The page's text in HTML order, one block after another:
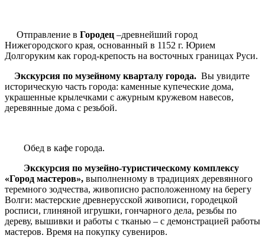
Отправление в Городец –древнейший город
Нижегородского края, основанный в 1152 г. Юрием
Долгоруким как город-крепость на восточных границах Руси.
Экскурсия по музейному кварталу города. Вы увидите
историческую часть города: каменные купеческие дома,
украшенные крылечками с ажурным кружевом навесов,
деревянные дома с резьбой.
Обед в кафе города.
Экскурсия по музейно-туристическому комплексу
«Город мастеров», выполненному в традициях деревянного
теремного зодчества, живописно расположенному на берегу
Волги: мастерские древнерусской живописи, городецкой
росписи, глиняной игрушки, гончарного дела, резьбы по
дереву, вышивки и работы с тканью – с демонстрацией работы
мастеров. Время на покупку сувениров.